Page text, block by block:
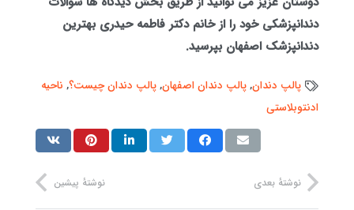
دندانپزشکی خود را از خانم دکتر فاطمه حیدری بهترین
دندانپزشک اصفهان بپرسید.
پالپ دندان,پالپ دندان اصفهان,پالپ دندان چیست؟, ناحیه
ادنتوبلاستی
نوشتهٔ پیشین نوشتهٔ بعدی